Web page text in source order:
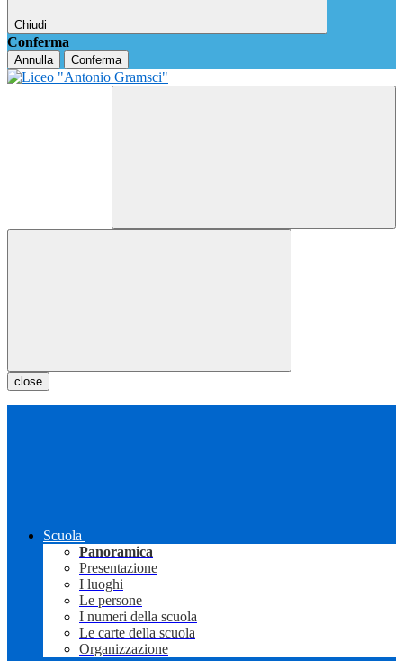
Chiudi
Conferma
Annulla Conferma
close
Scuola
Panoramica
Presentazione
I luoghi
Le persone
I numeri della scuola
Le carte della scuola
Organizzazione